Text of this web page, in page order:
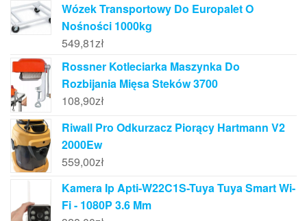
Wózek Transportowy Do Europalet O
Nośności 1000kg
549,81zł
Rossner Kotleciarka Maszynka Do
Rozbijania Mięsa Steków 3700
108,90zł
Riwall Pro Odkurzacz Piorący Hartmann V2
2000Ew
559,00zł
Kamera Ip Apti-W22C1S-Tuya Tuya Smart Wi-
Fi - 1080P 3.6 Mm